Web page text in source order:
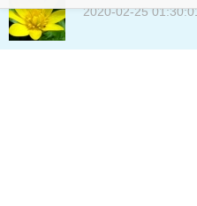
2020-02-25